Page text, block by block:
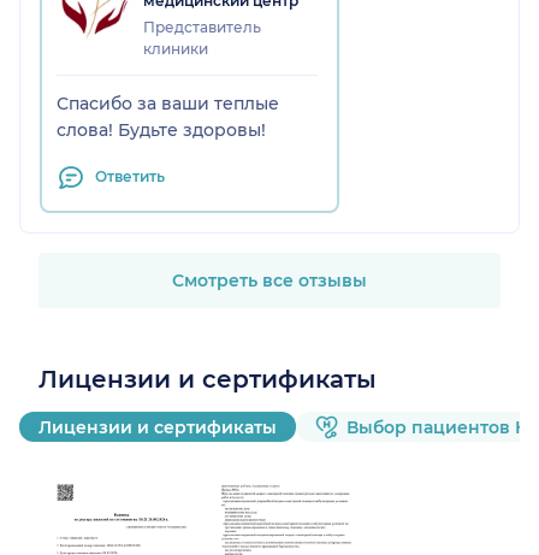
Представитель
клиники
Спасибо за ваши теплые
слова! Будьте здоровы!
Ответить
Смотреть все отзывы
Лицензии и сертификаты
Лицензии и сертификаты Выбор пациентов